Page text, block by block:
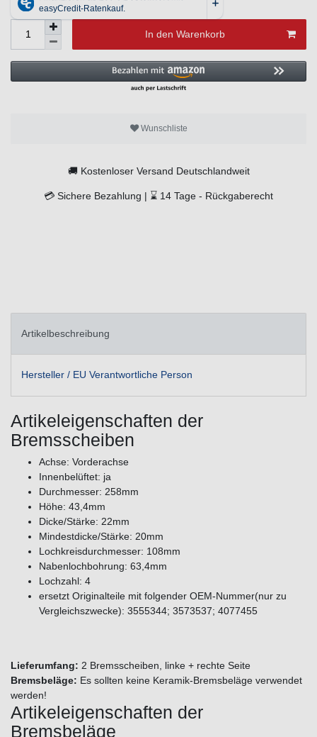
In den Warenkorb
Wunschliste
🚚 Kostenloser Versand Deutschlandweit
💳 Sichere Bezahlung | ⌛ 14 Tage - Rückgaberecht
Artikelbeschreibung
Hersteller / EU Verantwortliche Person
Artikeleigenschaften der
Bremsscheiben
Achse: Vorderachse
Innenbelüftet: ja
Durchmesser: 258mm
Höhe: 43,4mm
Dicke/Stärke: 22mm
Mindestdicke/Stärke: 20mm
Lochkreisdurchmesser: 108mm
Nabenlochbohrung: 63,4mm
Lochzahl: 4
ersetzt Originalteile mit folgender OEM-Nummer(nur zu
Vergleichszwecke): 3555344; 3573537; 4077455
Lieferumfang: 2 Bremsscheiben, linke + rechte Seite
Bremsbeläge: Es sollten keine Keramik-Bremsbeläge verwendet
werden!
Artikeleigenschaften der
Bremsbeläge